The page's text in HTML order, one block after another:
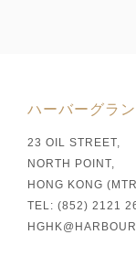
ハーバーグラ
23 OIL STREET,
NORTH POINT,
HONG KONG
TEL: (852) 2121